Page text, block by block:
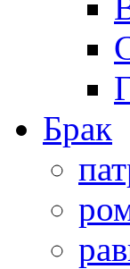
Брак